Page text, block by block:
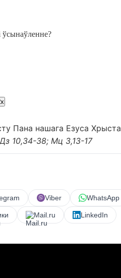
ўсынаўленне?
Пана нашага Езуса Хрыста
10,34-38; Мц 3,13-17
Viber WhatsApp
Mail.ru LinkedIn